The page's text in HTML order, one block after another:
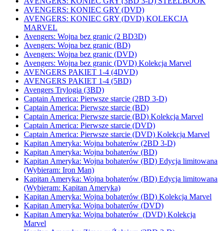
AVENGERS: KONIEC GRY (DVD)
AVENGERS: KONIEC GRY (DVD) KOLEKCJA
MARVEL
Avengers: Wojna bez granic (2 BD3D)
Avengers: Wojna bez granic (BD)
Avengers: Wojna bez granic (DVD)
Avengers: Wojna bez granic (DVD) Kolekcja Marvel
AVENGERS PAKIET 1-4 (4DVD)
AVENGERS PAKIET 1-4 (5BD)
Avengers Trylogia (3BD)
Captain America: Pierwsze starcie (2BD 3-D)
Captain America: Pierwsze starcie (BD)
Captain America: Pierwsze starcie (BD) Kolekcja Marvel
Captain America: Pierwsze starcie (DVD)
Captain America: Pierwsze starcie (DVD) Kolekcja Marvel
Kapitan Ameryka: Wojna bohaterów (2BD 3-D)
Kapitan Ameryka: Wojna bohaterów (BD)
Kapitan Ameryka: Wojna bohaterów (BD) Edycja limitowana
(Wybieram: Iron Man)
Kapitan Ameryka: Wojna bohaterów (BD) Edycja limitowana
(Wybieram: Kapitan Ameryka)
Kapitan Ameryka: Wojna bohaterów (BD) Kolekcja Marvel
Kapitan Ameryka: Wojna bohaterów (DVD)
Kapitan Ameryka: Wojna bohaterów (DVD) Kolekcja
Marvel